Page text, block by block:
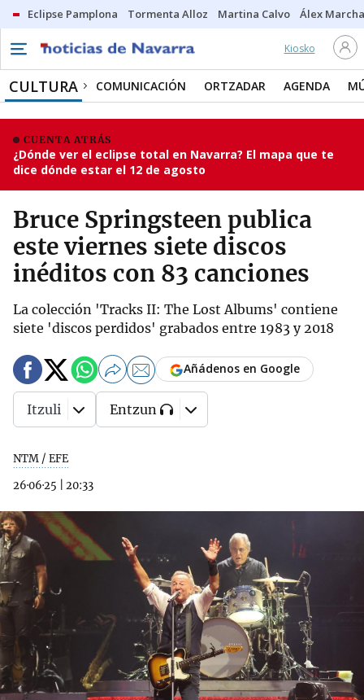
Eclipse Pamplona Tormenta Alloz Martina Calvo Álex
Kiosko
CULTURA COMUNICACIÓN ORTZADAR AGENDA
CUENTA ATRÁS
¿Dónde ver el eclipse total en Navarra? El mapa que te
dice dónde estar el 12 de agosto
Bruce Springsteen publica
este viernes siete discos
inéditos con 83 canciones
La colección 'Tracks II: The Lost Albums' contiene
siete 'discos perdidos' grabados entre 1983 y 2018
NTM / EFE
26·06·25
20:33
Añádenos en Google
Itzuli Entzun